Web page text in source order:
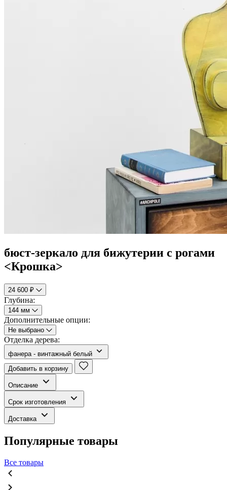
бюст-зеркало для бижутерии с рогами
<Крошка>
24 600 ₽
Глубина:
144 мм
Дополнительные опции:
Не выбрано
Отделка дерева:
фанера - винтажный белый
Добавить в корзину
Описание
Срок изготовления
Доставка
Популярные товары
Все товары